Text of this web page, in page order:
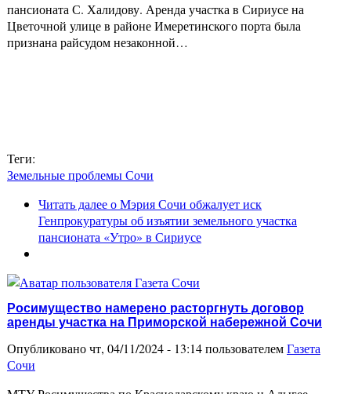
пансионата С. Халидову. Аренда участка в Сириусе на
Цветочной улице в районе Имеретинского порта была
признана райсудом незаконной…
Теги:
Земельные проблемы Сочи
Читать далеео Мэрия Сочи обжалует иск
Генпрокуратуры об изъятии земельного участка
пансионата «Утро» в Сириусе
Росимущество намерено расторгнуть договор
аренды участка на Приморской набережной Сочи
Опубликовано чт, 04/11/2024 - 13:14 пользователемГазета
Сочи